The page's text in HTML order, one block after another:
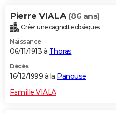
Pierre VIALA (86 ans)
Créer une cagnotte obsèques
Naissance
06/11/1913 à Thoras
Décès
16/12/1999 à la Panouse
Famille VIALA